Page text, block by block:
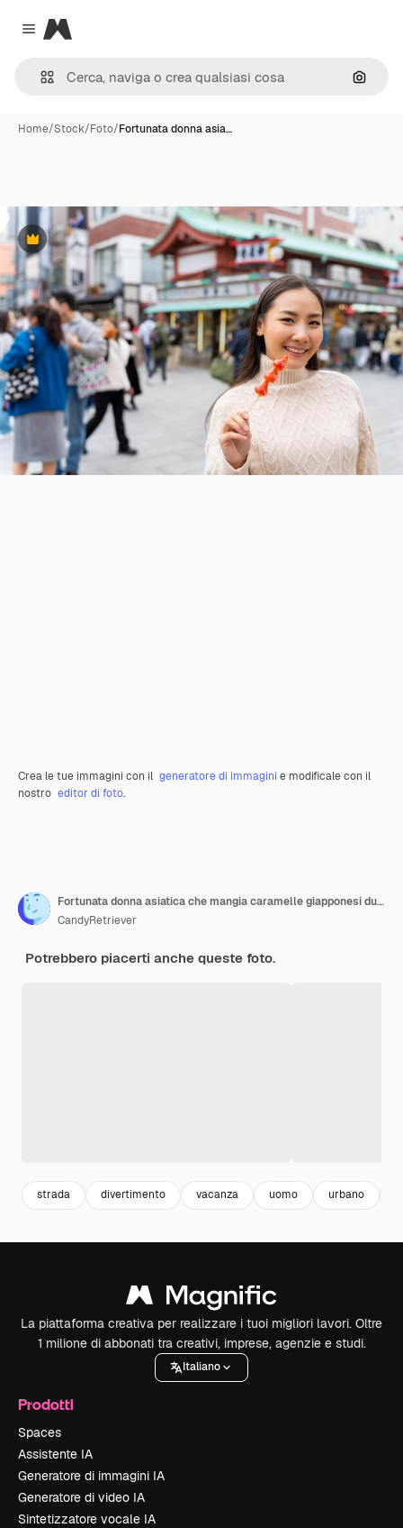
Close menu
Magnific
Cerca
Home/Stock/Foto/Fortunata donna asia…
Premium
Crea le tue immagini con il generatore di immagini e modificale con il
nostro editor di foto.
Fortunata donna asiatica che mangia caramelle giapponesi durante il viaggio al tempio Sensoji ad Asakusa Tokyo Giappone Ragazza attraente che si diverte e si diverte con lo stile di vita urbano all'aperto viaggio strada della città in vacanza
CandyRetriever
Potrebbero piacerti anche queste foto.
strada divertimento vacanza uomo urbano
La piattaforma creativa per realizzare i tuoi migliori lavori. Oltre
1 milione di abbonati tra creativi, imprese, agenzie e studi.
Italiano
Prodotti
Spaces
Assistente IA
Generatore di immagini IA
Generatore di video IA
Sintetizzatore vocale IA